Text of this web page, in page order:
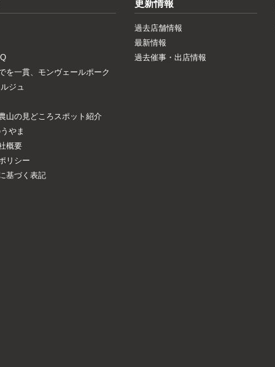
を一貫、モンヴェールポーク
ジュ
山の見どころスポット紹介
やま
概要
リシー
基づく表記
更新情報
過去店舗情報
最新情報
過去催事・出店情報